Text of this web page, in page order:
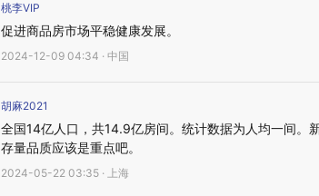
桃李VIP
促进商品房市场平稳健康发展。
2024-12-09 04:34 · 中国
胡麻2021
全国14亿人口，共14.9亿房间。统计数据为人均一间。
存量品质应该是重点吧。
2024-05-22 03:35 · 上海